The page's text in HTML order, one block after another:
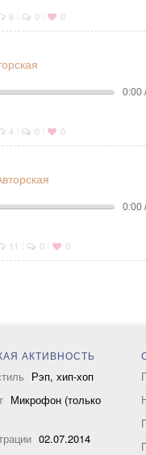
6 0 0
0:00
4 0 0
0:00
11 0 0
АКТИВНОСТЬ
Рэп, хип-хоп
Микрофон (только
02.07.2014